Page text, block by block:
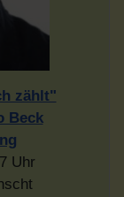
zählt"
Beck
Uhr